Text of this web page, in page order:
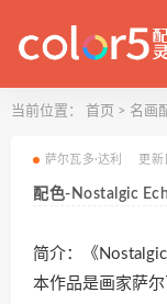
当前位置： 首页 > 名画
萨尔瓦多·达利 更新
配色-Nostalgic
简介：《
本作品是画家萨